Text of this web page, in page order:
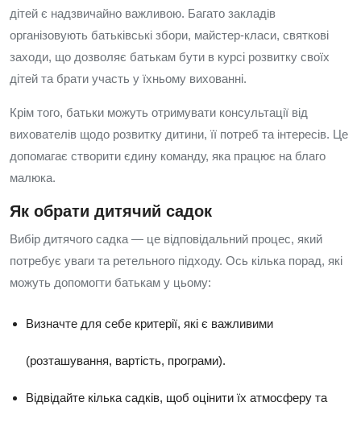
дітей є надзвичайно важливою. Багато закладів
організовують батьківські збори, майстер-класи, святкові
заходи, що дозволяє батькам бути в курсі розвитку своїх
дітей та брати участь у їхньому вихованні.
Крім того, батьки можуть отримувати консультації від
вихователів щодо розвитку дитини, її потреб та інтересів. Це
допомагає створити єдину команду, яка працює на благо
малюка.
Як обрати дитячий садок
Вибір дитячого садка — це відповідальний процес, який
потребує уваги та ретельного підходу. Ось кілька порад, які
можуть допомогти батькам у цьому:
Визначте для себе критерії, які є важливими
(розташування, вартість, програми).
Відвідайте кілька садків, щоб оцінити їх атмосферу та